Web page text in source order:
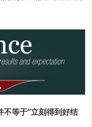
不等于“立刻得到好结